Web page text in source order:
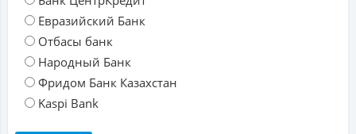
Евразийский Банк
Отбасы банк
Народный Банк
Фридом Банк Казахстан
Kaspi Bank